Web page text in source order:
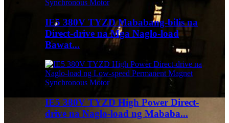
IE5 380V TYZD Mababang-bilis na
Direct-drive na Mga Naglo-load
Bawat...
IE5 380V TYZD High Power Direct-
drive na Naglo-load ng Mababa...